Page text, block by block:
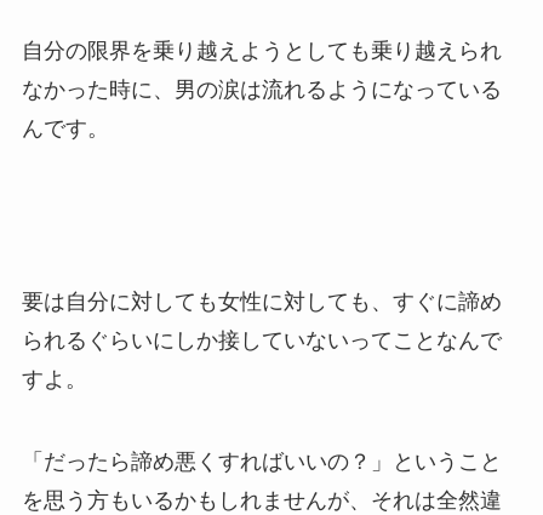
自分の限界を乗り越えようとしても乗り越えられ
なかった時に、男の涙は流れるようになっている
んです。
要は自分に対しても女性に対しても、すぐに諦め
られるぐらいにしか接していないってことなんで
すよ。
「だったら諦め悪くすればいいの？」ということ
を思う方もいるかもしれませんが、それは全然違